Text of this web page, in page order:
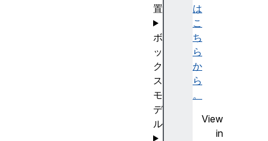
は
こ
ち
ら
か
ら
。
View
in
置
ボ
ッ
ク
ス
モ
デ
ル